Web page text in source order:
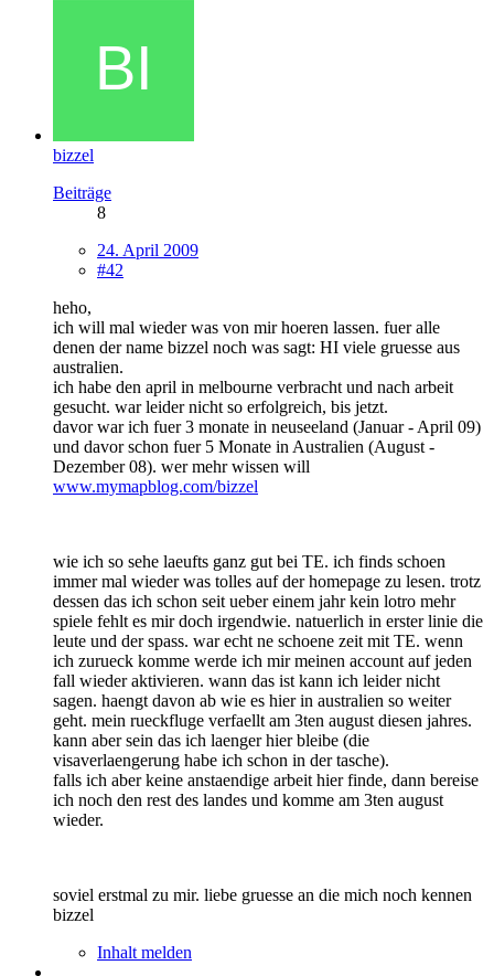
bizzel
Beiträge
8
24. April 2009
#42
heho,
ich will mal wieder was von mir hoeren lassen. fuer alle
denen der name bizzel noch was sagt: HI viele gruesse aus
australien.
ich habe den april in melbourne verbracht und nach arbeit
gesucht. war leider nicht so erfolgreich, bis jetzt.
davor war ich fuer 3 monate in neuseeland (Januar - April 09)
und davor schon fuer 5 Monate in Australien (August -
Dezember 08). wer mehr wissen will
www.mymapblog.com/bizzel
wie ich so sehe laeufts ganz gut bei TE. ich finds schoen
immer mal wieder was tolles auf der homepage zu lesen. trotz
dessen das ich schon seit ueber einem jahr kein lotro mehr
spiele fehlt es mir doch irgendwie. natuerlich in erster linie die
leute und der spass. war echt ne schoene zeit mit TE. wenn
ich zurueck komme werde ich mir meinen account auf jeden
fall wieder aktivieren. wann das ist kann ich leider nicht
sagen. haengt davon ab wie es hier in australien so weiter
geht. mein rueckfluge verfaellt am 3ten august diesen jahres.
kann aber sein das ich laenger hier bleibe (die
visaverlaengerung habe ich schon in der tasche).
falls ich aber keine anstaendige arbeit hier finde, dann bereise
ich noch den rest des landes und komme am 3ten august
wieder.
soviel erstmal zu mir. liebe gruesse an die mich noch kennen
bizzel
Inhalt melden